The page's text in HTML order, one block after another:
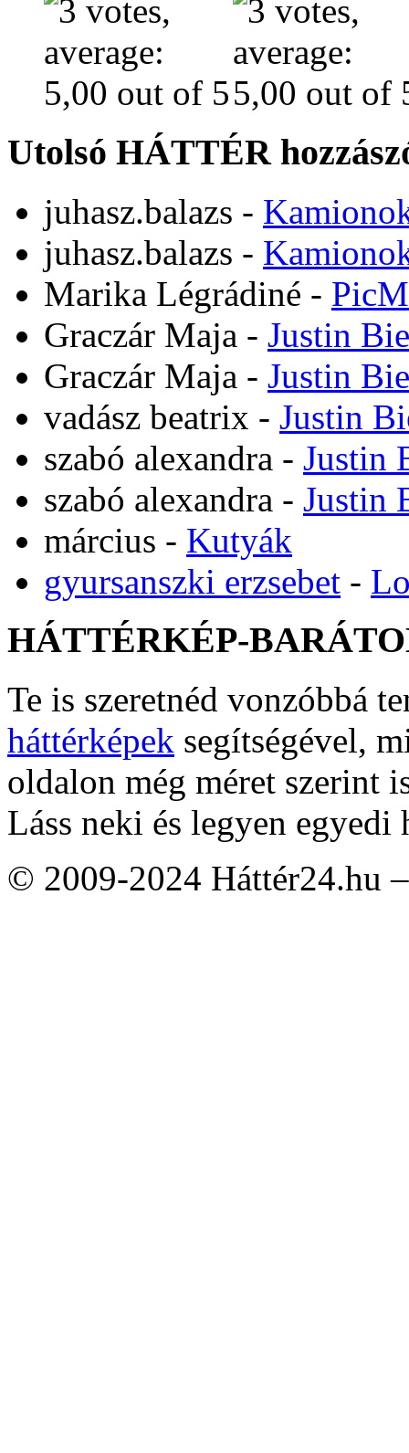
Utolsó HÁTTÉR
juhasz.balazs -
juhasz.balazs -
Marika Légrádiné -
Graczár Maja - Justin
Graczár Maja - Justin
vadász beatrix - Justin
szabó alexandra - Justin
szabó alexandra - Justin
március - Kutyák
gyursanszki erzsebet -
HÁTTÉRKÉP-
Te is szeretnéd vonzóbbá
háttérképek segítségével,
oldalon még méret szerint
Láss neki és legyen egyedi
© 2009-2024 Háttér24.hu